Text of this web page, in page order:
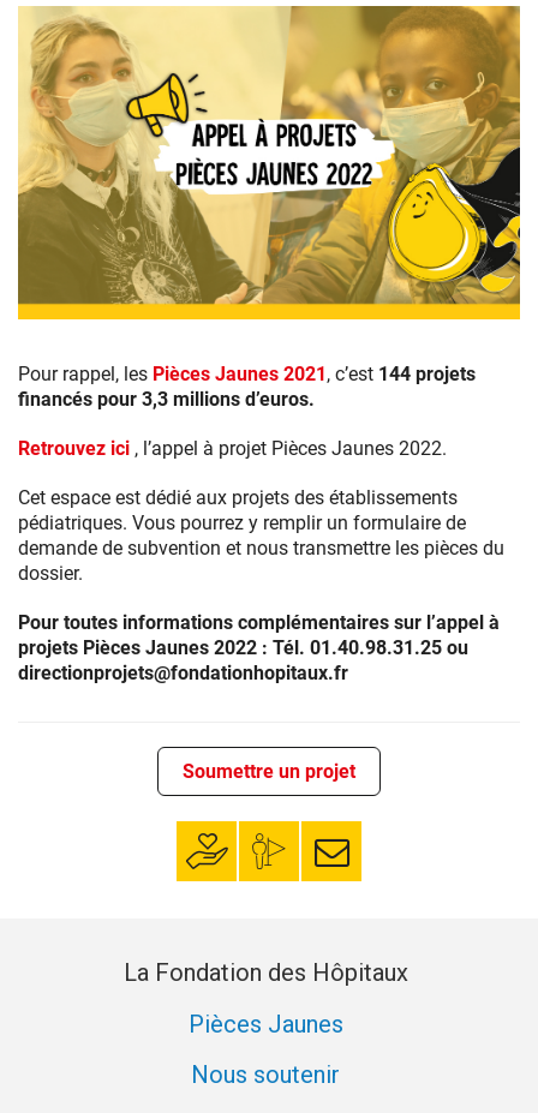
Pour rappel, les Pièces Jaunes 2021 , c’est 144 projets
financés pour 3,3 millions d’euros.
Retrouvez ici , l’appel à projet Pièces Jaunes 2022.
Cet espace est dédié aux projets des établissements
pédiatriques. Vous pourrez y remplir un formulaire de
demande de subvention et nous transmettre les pièces du
dossier.
Pour toutes informations complémentaires sur l’appel à
projets Pièces Jaunes 2022 : Tél. 01.40.98.31.25 ou
directionprojets@fondationhopitaux.fr
Soumettre un projet
Faire un donMon espace
donateur
S’inscrire à la
newsletter
La Fondation des Hôpitaux
Pièces Jaunes
Nous soutenir